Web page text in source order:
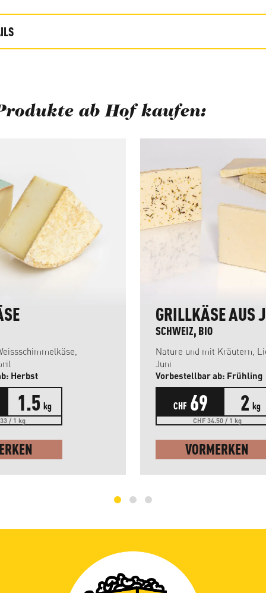
ab Hof kaufen:
Herbst
1.5 kg
/ 1 kg
GRILLKÄSE AUS
SCHWEIZ, BIO
Nature und mit Kräutern,
Juni
Vorbestellbar ab: Frühling
CHF 69 2 kg
CHF 34.50 / 1 kg
VORMERKEN